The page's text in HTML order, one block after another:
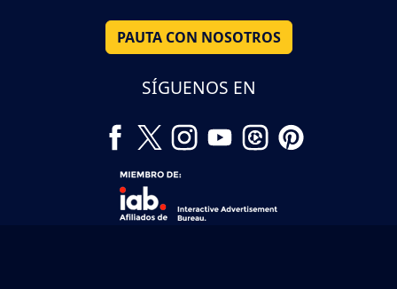
PAUTA CON NOSOTROS
SÍGUENOS EN